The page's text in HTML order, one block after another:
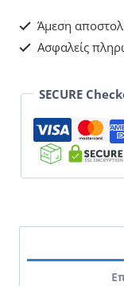
Άμεση
Ασφαλείς
SECURE